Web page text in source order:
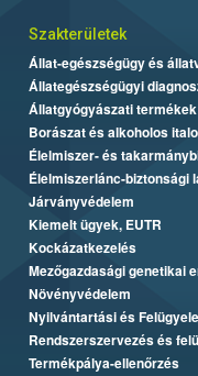
Szakterületek
Állat-egészségügy és
Állategészségügyi
Állatgyógyászati termékek
Borászat és alkoholos
Élelmiszer- és
Élelmiszerlánc-biztonsági
Járványvédelem
Kiemelt ügyek, EUTR
Kockázatkezelés
Mezőgazdasági genetikai
Növényvédelem
Nyilvántartási és
Rendszerszervezés és
Termékpálya-ellenőrzés